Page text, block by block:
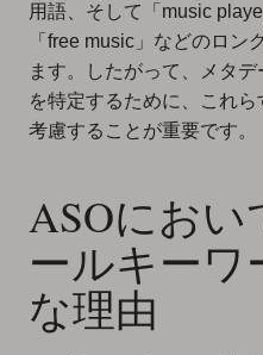
用語、そして「music
「free music」などのロン
ます。したがって、メタ
を特定するために、これ
考慮することが重要です。
ASOにお
ールキーワ
な理由